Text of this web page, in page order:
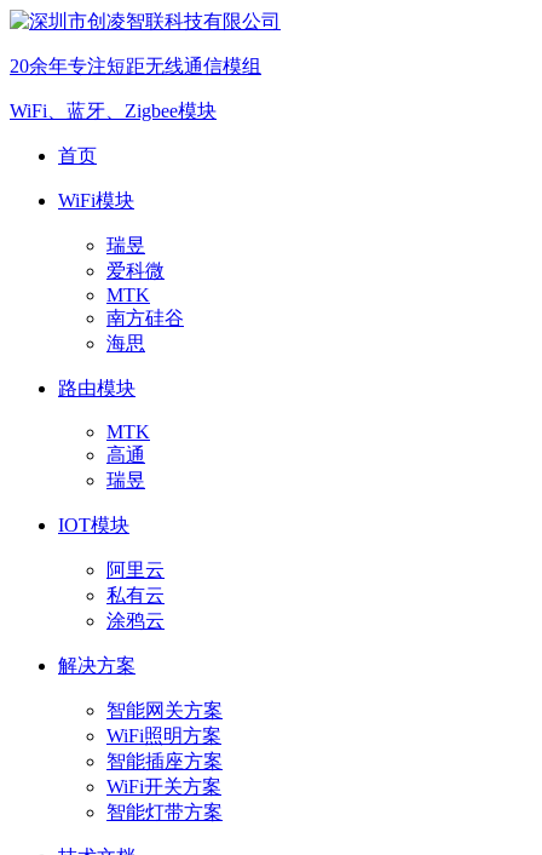
20余年专注短距无线通信模组
WiFi、蓝牙、Zigbee模块
首页
WiFi模块
瑞昱
爱科微
MTK
南方硅谷
海思
路由模块
MTK
高通
瑞昱
IOT模块
阿里云
私有云
涂鸦云
解决方案
智能网关方案
WiFi照明方案
智能插座方案
WiFi开关方案
智能灯带方案